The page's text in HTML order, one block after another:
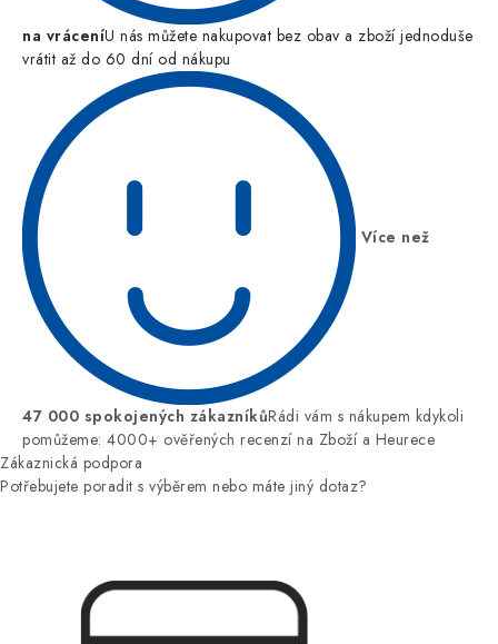
na vráceníU nás můžete nakupovat bez obav a zboží jednoduše
vrátit až do 60 dní od nákupu
Více než
47 000 spokojených zákazníkůRádi vám s nákupem kdykoli
pomůžeme: 4000+ ověřených recenzí na Zboží a Heurece
Zákaznická podpora
Potřebujete poradit s výběrem nebo máte jiný dotaz?